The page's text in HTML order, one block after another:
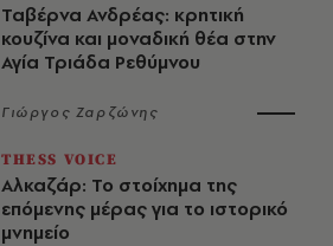
Ταβέρνα Ανδρέας: κρητική
κουζίνα και μοναδική θέα στην
Αγία Τριάδα Ρεθύμνου
Γιώργος Ζαρζώνης
THESS VOICE
Αλκαζάρ: Το στοίχημα της
επόμενης μέρας για το ιστορικό
μνημείο